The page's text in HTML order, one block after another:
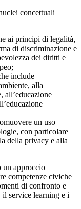
concettuali
ai principi di legalità,
di discriminazione e
dei diritti e
include
alla
all’educazione
un uso
con particolare
della privacy e alla
un approccio
competenze civiche
di confronto e
service learning e i